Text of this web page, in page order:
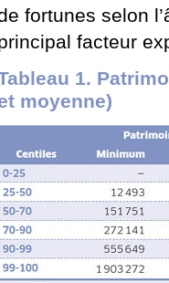
fortunes selon
facteur
1.
moyenne)